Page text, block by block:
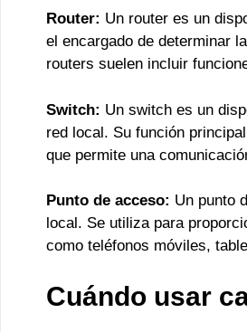
Router: Un router es un
el encargado de determinar
routers suelen incluir
Switch: Un switch es un
red local. Su función
que permite una
Punto de acceso: Un punto
local. Se utiliza para
como teléfonos móviles,
Cuándo usar